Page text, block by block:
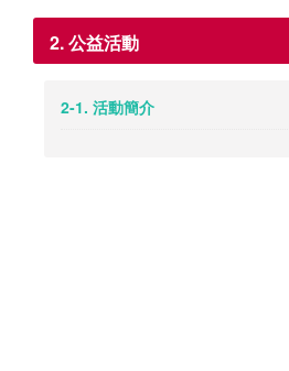
2. 公益活動
2-1. 活動簡介